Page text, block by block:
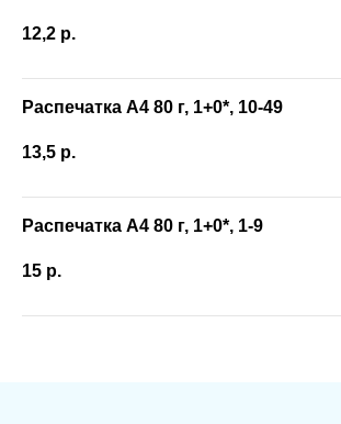
12,2 р.
Распечатка А4 80 г, 1+0*, 10-49
13,5 р.
Распечатка А4 80 г, 1+0*, 1-9
15 р.